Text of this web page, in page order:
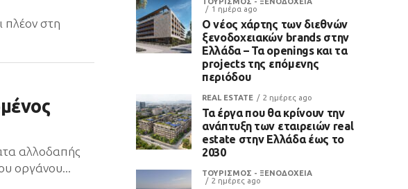
πλέον στη
αλλοδαπής
οργάνου...
1 ημέρα ago
Ο νέος χάρτης των διεθνών
ξενοδοχειακών brands στην
Ελλάδα – Τα openings και τα
projects της επόμενης
περιόδου
REAL ESTATE 2 ημέρες ago
Τα έργα που θα κρίνουν την
ανάπτυξη των εταιρειών real
estate στην Ελλάδα έως το
2030
ΤΟΥΡΙΣΜΟΣ - ΞΕΝΟΔΟΧΕΙΑ
2 ημέρες ago